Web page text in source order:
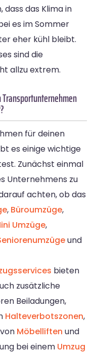
dass das Klima in
es im Sommer
eher kühl bleibt.
sind die
allzu extrem.
für deinen
es einige wichtige
Zunächst einmal
Unternehmens zu
achten, ob das
, Büroumzüge,
Umzüge,
und
bieten
zusätzliche
Beiladungen,
Halteverbotszonen,
Möbelliften und
bei einem Umzug